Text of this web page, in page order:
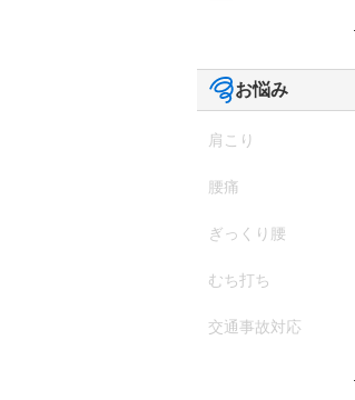
お悩み
肩こり
腰痛
ぎっくり腰
むち打ち
交通事故対応